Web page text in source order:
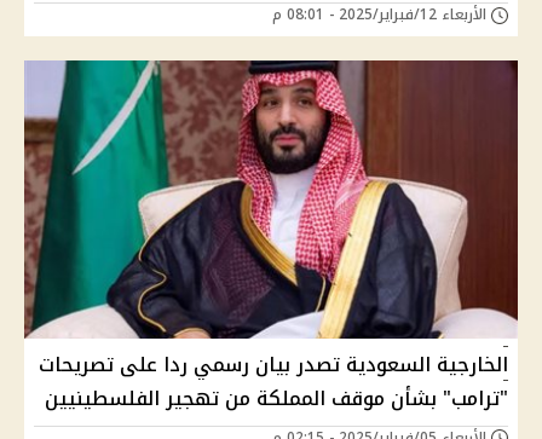
الأربعاء 12/فبراير/2025 - 08:01 م
الخارجية السعودية تصدر بيان رسمي ردا على تصريحات
"ترامب" بشأن موقف المملكة من تهجير الفلسطينيين